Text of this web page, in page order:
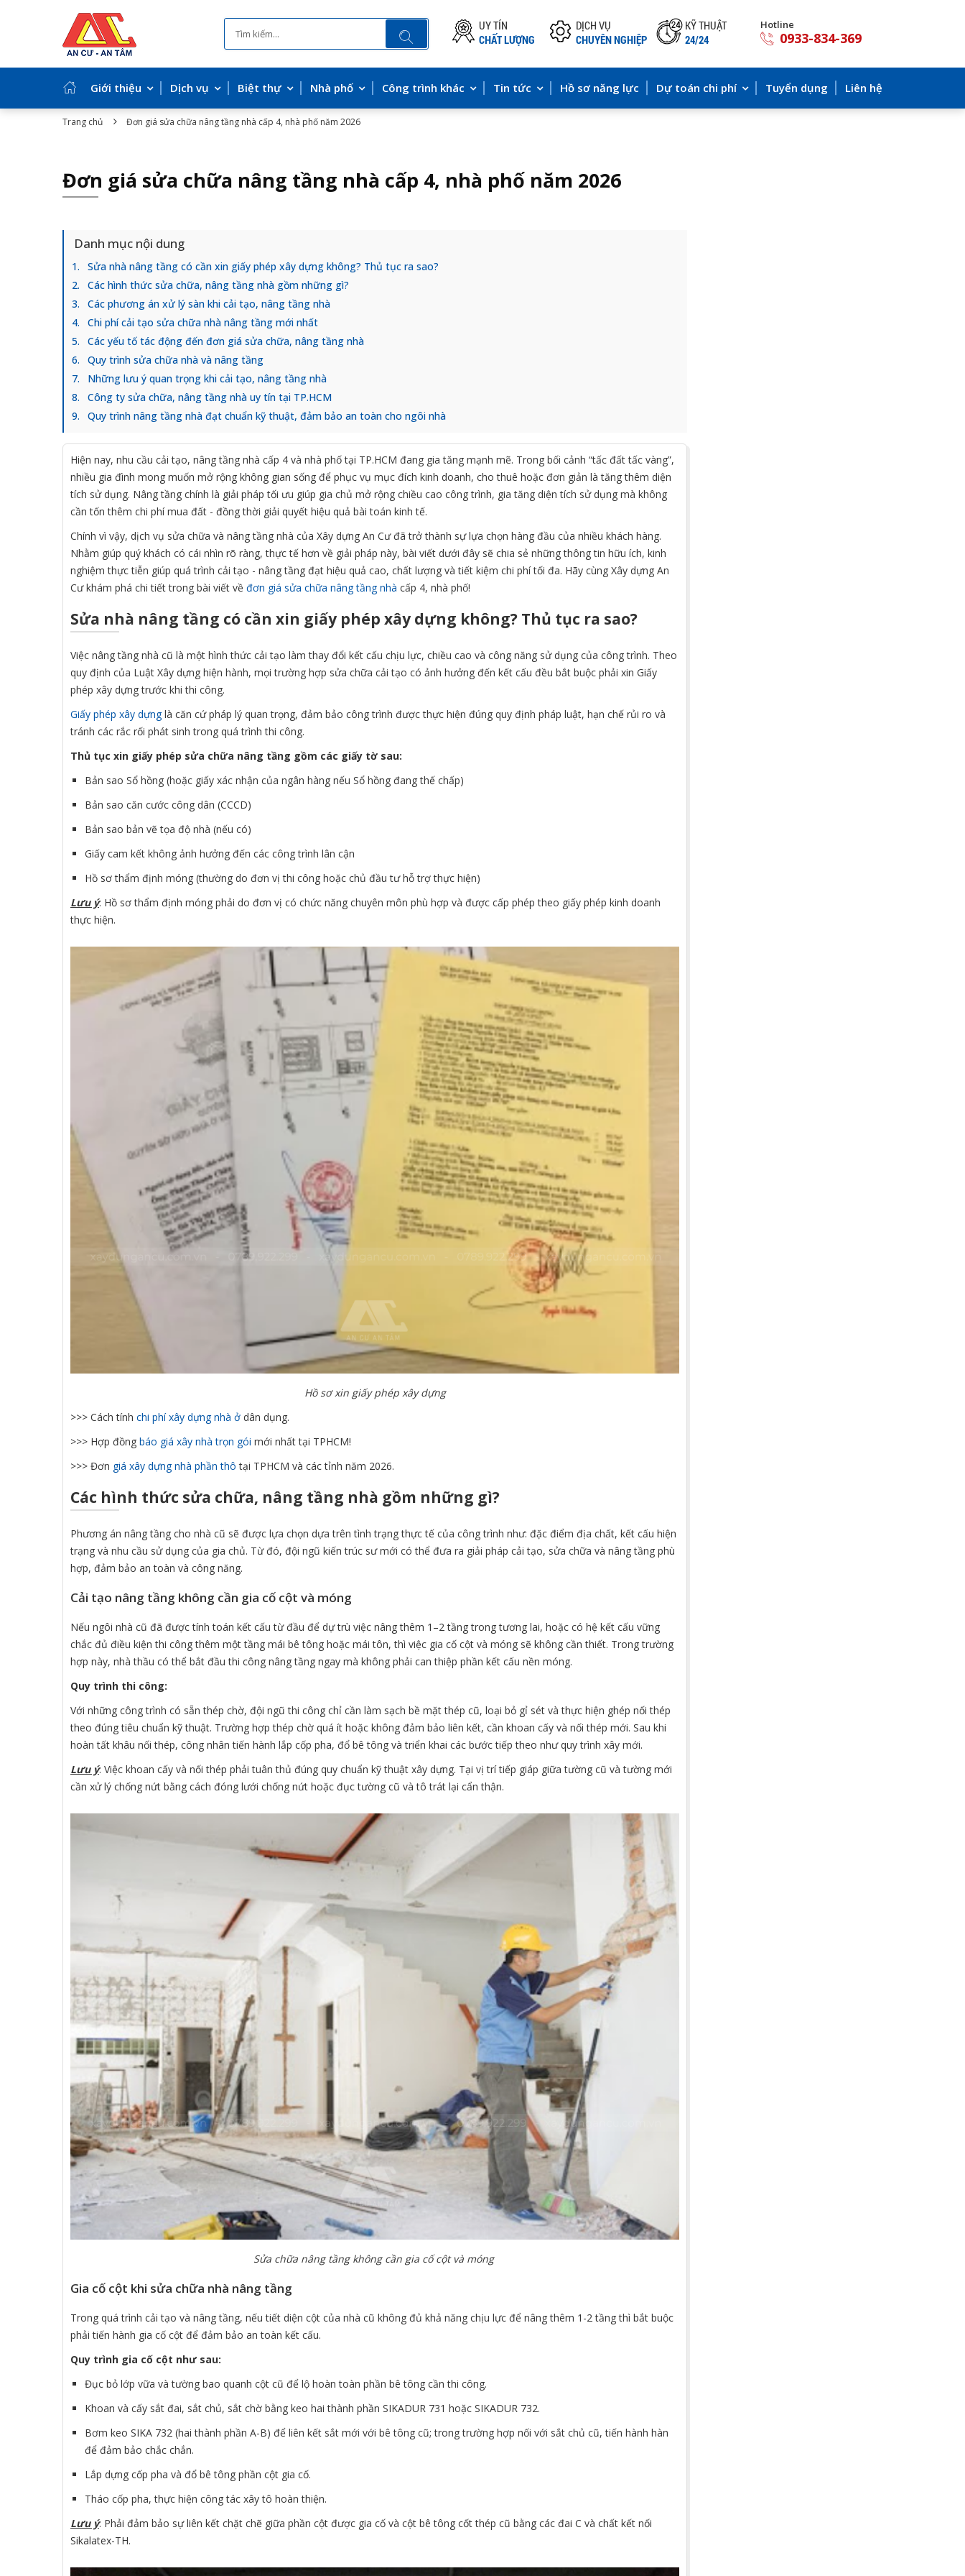
UY TÍN
CHẤT LƯỢNG
DỊCH VỤ
CHUYÊN NGHIỆP
KỸ THUẬT
24/24
Hotline
0933-834-369
Giới thiệu Dịch vụ Biệt thự Nhà phố Công trình khác Tin tức Hồ sơ năng lực Dự toán chi phí Tuyển dụng Liên hệ
Trang chủ Đơn giá sửa chữa nâng tầng nhà cấp 4, nhà phố năm 2026
Đơn giá sửa chữa nâng tầng nhà cấp 4, nhà phố năm 2026
Danh mục nội dung
Sửa nhà nâng tầng có cần xin giấy phép xây dựng không? Thủ tục ra sao?
Các hình thức sửa chữa, nâng tầng nhà gồm những gì?
Các phương án xử lý sàn khi cải tạo, nâng tầng nhà
Chi phí cải tạo sửa chữa nhà nâng tầng mới nhất
Các yếu tố tác động đến đơn giá sửa chữa, nâng tầng nhà
Quy trình sửa chữa nhà và nâng tầng
Những lưu ý quan trọng khi cải tạo, nâng tầng nhà
Công ty sửa chữa, nâng tầng nhà uy tín tại TP.HCM
Quy trình nâng tầng nhà đạt chuẩn kỹ thuật, đảm bảo an toàn cho ngôi nhà
Hiện nay, nhu cầu cải tạo, nâng tầng nhà cấp 4 và nhà phố tại TP.HCM đang gia tăng mạnh mẽ. Trong bối cảnh “tấc đất tấc vàng”,
nhiều gia đình mong muốn mở rộng không gian sống để phục vụ mục đích kinh doanh, cho thuê hoặc đơn giản là tăng thêm diện
tích sử dụng. Nâng tầng chính là giải pháp tối ưu giúp gia chủ mở rộng chiều cao công trình, gia tăng diện tích sử dụng mà không
cần tốn thêm chi phí mua đất - đồng thời giải quyết hiệu quả bài toán kinh tế.
Chính vì vậy, dịch vụ sửa chữa và nâng tầng nhà của Xây dựng An Cư đã trở thành sự lựa chọn hàng đầu của nhiều khách hàng.
Nhằm giúp quý khách có cái nhìn rõ ràng, thực tế hơn về giải pháp này, bài viết dưới đây sẽ chia sẻ những thông tin hữu ích, kinh
nghiệm thực tiễn giúp quá trình cải tạo - nâng tầng đạt hiệu quả cao, chất lượng và tiết kiệm chi phí tối đa. Hãy cùng Xây dựng An
Cư khám phá chi tiết trong bài viết về đơn giá sửa chữa nâng tầng nhà cấp 4, nhà phố!
Sửa nhà nâng tầng có cần xin giấy phép xây dựng không? Thủ tục ra sao?
Việc nâng tầng nhà cũ là một hình thức cải tạo làm thay đổi kết cấu chịu lực, chiều cao và công năng sử dụng của công trình. Theo
quy định của Luật Xây dựng hiện hành, mọi trường hợp sửa chữa cải tạo có ảnh hưởng đến kết cấu đều bắt buộc phải xin Giấy
phép xây dựng trước khi thi công.
Giấy phép xây dựnglà căn cứ pháp lý quan trọng, đảm bảo công trình được thực hiện đúng quy định pháp luật, hạn chế rủi ro và
tránh các rắc rối phát sinh trong quá trình thi công.
Thủ tục xin giấy phép sửa chữa nâng tầng gồm các giấy tờ sau:
Bản sao Sổ hồng (hoặc giấy xác nhận của ngân hàng nếu Sổ hồng đang thế chấp)
Bản sao căn cước công dân (CCCD)
Bản sao bản vẽ tọa độ nhà (nếu có)
Giấy cam kết không ảnh hưởng đến các công trình lân cận
Hồ sơ thẩm định móng (thường do đơn vị thi công hoặc chủ đầu tư hỗ trợ thực hiện)
Lưu ý: Hồ sơ thẩm định móng phải do đơn vị có chức năng chuyên môn phù hợp và được cấp phép theo giấy phép kinh doanh
thực hiện.
Hồ sơ xin giấy phép xây dựng
>>> Cách tính chi phí xây dựng nhà ở dân dụng.
>>> Hợp đồng báo giá xây nhà trọn gói mới nhất tại TPHCM!
>>> Đơn giá xây dựng nhà phần thô tại TPHCM và các tỉnh năm 2026.
Các hình thức sửa chữa, nâng tầng nhà gồm những gì?
Phương án nâng tầng cho nhà cũ sẽ được lựa chọn dựa trên tình trạng thực tế của công trình như: đặc điểm địa chất, kết cấu hiện
trạng và nhu cầu sử dụng của gia chủ. Từ đó, đội ngũ kiến trúc sư mới có thể đưa ra giải pháp cải tạo, sửa chữa và nâng tầng phù
hợp, đảm bảo an toàn và công năng.
Cải tạo nâng tầng không cần gia cố cột và móng
Nếu ngôi nhà cũ đã được tính toán kết cấu từ đầu để dự trù việc nâng thêm 1–2 tầng trong tương lai, hoặc có hệ kết cấu vững
chắc đủ điều kiện thi công thêm một tầng mái bê tông hoặc mái tôn, thì việc gia cố cột và móng sẽ không cần thiết. Trong trường
hợp này, nhà thầu có thể bắt đầu thi công nâng tầng ngay mà không phải can thiệp phần kết cấu nền móng.
Quy trình thi công:
Với những công trình có sẵn thép chờ, đội ngũ thi công chỉ cần làm sạch bề mặt thép cũ, loại bỏ gỉ sét và thực hiện ghép nối thép
theo đúng tiêu chuẩn kỹ thuật. Trường hợp thép chờ quá ít hoặc không đảm bảo liên kết, cần khoan cấy và nối thép mới. Sau khi
hoàn tất khâu nối thép, công nhân tiến hành lắp cốp pha, đổ bê tông và triển khai các bước tiếp theo như quy trình xây mới.
Lưu ý: Việc khoan cấy và nối thép phải tuân thủ đúng quy chuẩn kỹ thuật xây dựng. Tại vị trí tiếp giáp giữa tường cũ và tường mới
cần xử lý chống nứt bằng cách đóng lưới chống nứt hoặc đục tường cũ và tô trát lại cẩn thận.
Sửa chữa nâng tầng không cần gia cố cột và móng
Gia cố cột khi sửa chữa nhà nâng tầng
Trong quá trình cải tạo và nâng tầng, nếu tiết diện cột của nhà cũ không đủ khả năng chịu lực để nâng thêm 1-2 tầng thì bắt buộc
phải tiến hành gia cố cột để đảm bảo an toàn kết cấu.
Quy trình gia cố cột như sau:
Đục bỏ lớp vữa và tường bao quanh cột cũ để lộ hoàn toàn phần bê tông cần thi công.
Khoan và cấy sắt đai, sắt chủ, sắt chờ bằng keo hai thành phần SIKADUR 731 hoặc SIKADUR 732.
Bơm keo SIKA 732 (hai thành phần A-B) để liên kết sắt mới với bê tông cũ; trong trường hợp nối với sắt chủ cũ, tiến hành hàn
để đảm bảo chắc chắn.
Lắp dựng cốp pha và đổ bê tông phần cột gia cố.
Tháo cốp pha, thực hiện công tác xây tô hoàn thiện.
Lưu ý: Phải đảm bảo sự liên kết chặt chẽ giữa phần cột được gia cố và cột bê tông cốt thép cũ bằng các đai C và chất kết nối
Sikalatex-TH.